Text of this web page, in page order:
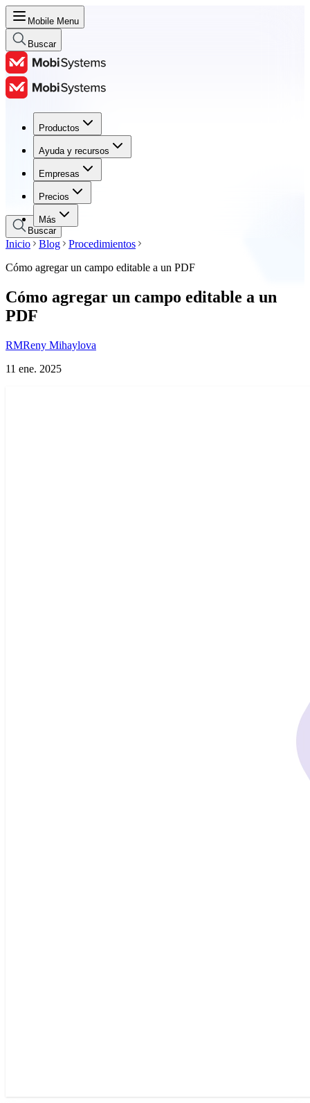
Mobile Menu
Buscar
Productos
Ayuda y recursos
Empresas
Precios
Más
Productos
Ayuda y recursos
Empresas
Precios
Buscar
Inicio Blog
Procedimientos
Cómo agregar un campo editable a un PDF
Cómo agregar un campo editable a un
PDF
RMReny Mihaylova
11 ene. 2025